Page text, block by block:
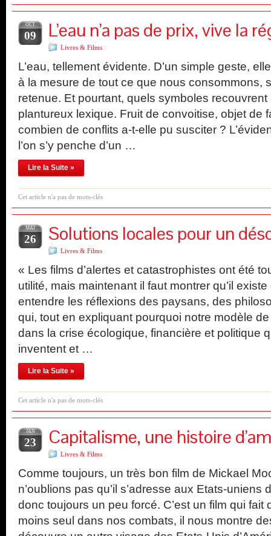
OCT
09 L’eau n’a pas de prix, vive la
Livres & Films
L’eau, tellement évidente. D’un simple geste,
à la mesure de tout ce que nous consommons,
retenue. Et pourtant, quels symboles recouvrent
plantureux lexique. Fruit de convoitise, objet de
combien de conflits a-t-elle pu susciter ?
l’on s’y penche d’un …
Lire la Suite »
Cet article n'a pas de mots-clés
MAI
26 Solutions locales pour un
Livres & Films
« Les films d’alertes et catastrophistes ont été
utilité, mais maintenant il faut montrer qu’il
entendre les réflexions des paysans, des
qui, tout en expliquant pourquoi notre modèle
dans la crise écologique, financière et politique
inventent et …
Lire la Suite »
Cet article n'a pas de mots-clés
JAN
23 Capitalisme, une histoire
Livres & Films
Comme toujours, un très bon film de Mickael
n’oublions pas qu’il s’adresse aux Etats-uniens
donc toujours un peu forcé. C’est un film qui fait
moins seul dans nos combats, il nous montre